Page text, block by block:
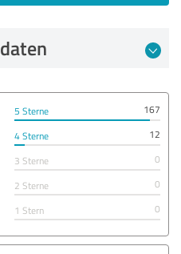
5 Sterne
167
4 Sterne
12
3 Sterne
0
2 Sterne
0
1 Stern
0